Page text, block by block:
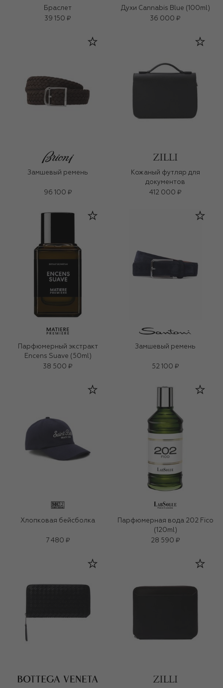
Браслет
39 150 ₽
Духи Cannabis Blue (100ml)
36 000 ₽
Замшевый ремень
96 100 ₽
Кожаный футляр для
документов
412 000 ₽
Парфюмерный экстракт
Encens Suave (50ml)
38 500 ₽
Замшевый ремень
52 100 ₽
Хлопковая бейсболка
7 480 ₽
Парфюмерная вода 202 Fico
(120ml)
28 590 ₽